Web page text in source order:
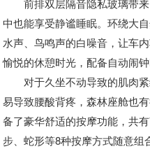
中也能享受静谧睡眠。环绕大
水声、鸟鸣声的白噪音，让车
愉悦的休憩时光，配备自动闹钟
对于久坐不动导致的肌肉
易导致腰酸背疼，森林座舱也
备了豪华舒适的按摩功能，共
步、蛇形等8种按摩方式随意